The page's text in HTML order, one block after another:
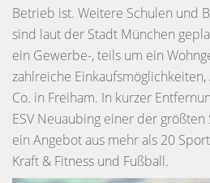
Betrieb ist. Weitere Schulen und
sind laut der Stadt München
ein Gewerbe-, teils um ein
zahlreiche
Co. in Freiham. In kurzer
ESV Neuaubing einer der
ein Angebot aus mehr als 20
Kraft & Fitness und Fußball.